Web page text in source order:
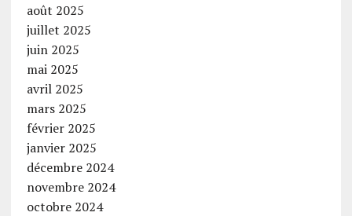
août 2025
juillet 2025
juin 2025
mai 2025
avril 2025
mars 2025
février 2025
janvier 2025
décembre 2024
novembre 2024
octobre 2024